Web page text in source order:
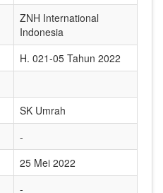
ZNH International
Indonesia
H. 021-05 Tahun 2022
SK Umrah
-
25 Mei 2022
-